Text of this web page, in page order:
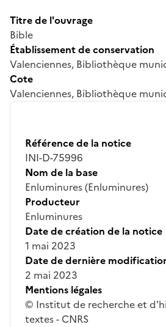
Titre de l'ouvrage
Bible
Établissement de conservation
Valenciennes, Bibliothèque
Cote
Valenciennes, Bibliothèque
Référence de la notice
INI-D-75996
Nom de la base
Enluminures (Enluminures)
Producteur
Enluminures
Date de création de la notice
1 mai 2023
Date de dernière
2 mai 2023
Mentions légales
© Institut de recherche et
textes - CNRS